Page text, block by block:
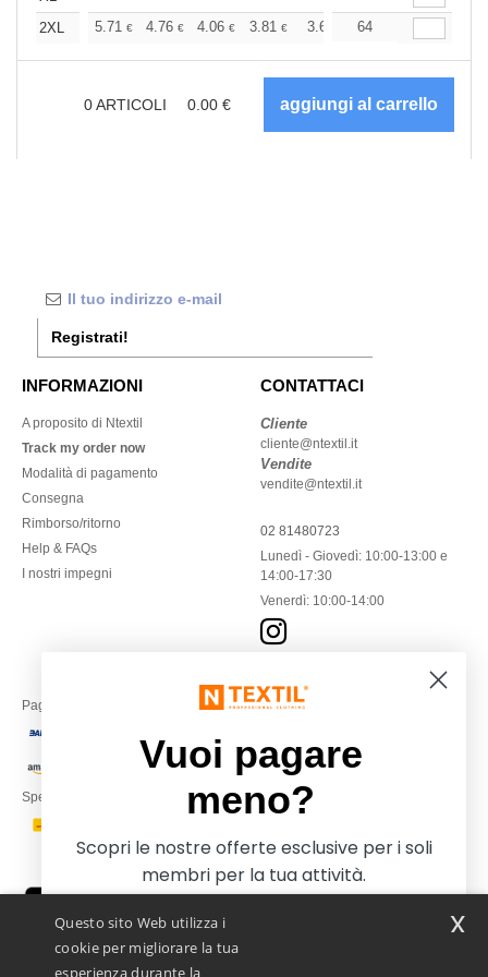
2XL
5.71 € 4.76 € 4.06 € 3.81 € 3.62 3.58
64
0ARTICOLI 0.00 €
Registrati!
INFORMAZIONI
A proposito di Ntextil
Track my order now
Modalità di pagamento
Consegna
Rimborso/ritorno
Help & FAQs
I nostri impegni
CONTATTACI
Cliente
cliente@ntextil.it
Vendite
vendite@ntextil.it
02 81480723
Lunedì - Giovedì: 10:00-13:00 e
14:00-17:30
Venerdì: 10:00-14:00
Paga con
Spediamo con
Questo sito Web utilizza i
cookie per migliorare la tua
esperienza durante la
x
Vuoi pagare
meno?
Scopri le nostre offerte esclusive per i soli
membri per la tua attività.